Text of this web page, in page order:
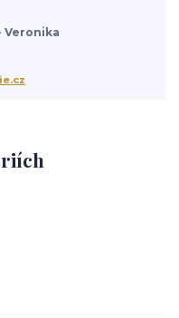
Veronika